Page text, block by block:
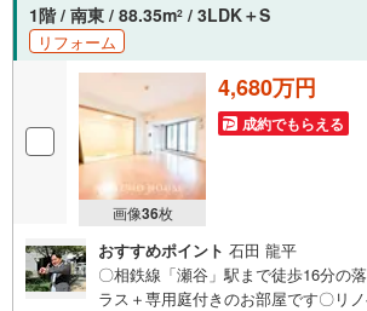
1階 / 南東 / 88.35m2 / 3LDK＋S
リフォーム
画像36枚
4,680万円
成約でもらえる
おすすめポイント 石田 龍平
〇相鉄線「瀬谷」駅まで徒歩16分の
ラス＋専用庭付きのお部屋です〇リ